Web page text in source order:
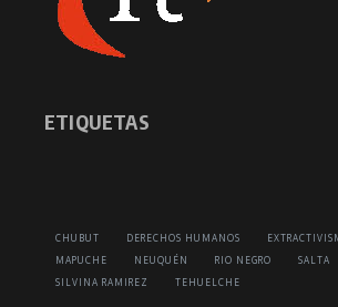
ETIQUETAS
CHUBUT DERECHOS HUMANOS
MAPUCHE
NEUQUÉN RIO NEGRO
SALTA
SILVINA RAMIREZ
TEHUELCHE